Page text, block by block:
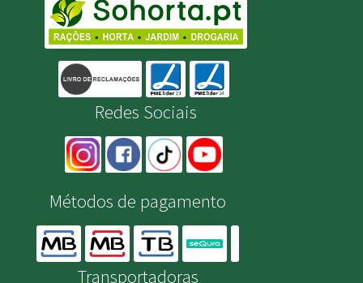
Redes Sociais
Métodos de pagamento
Transportadoras